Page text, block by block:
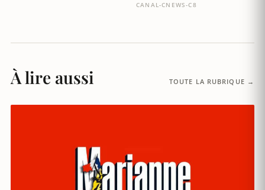
CANAL-CNEWS-C8
À lire aussi TOUTE LA RUBRIQUE →